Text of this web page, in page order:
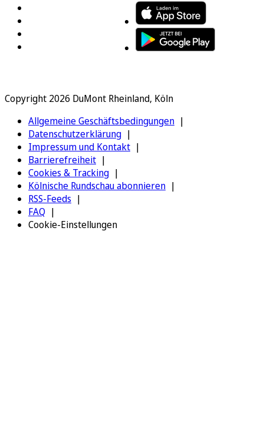
Copyright 2026 DuMont Rheinland, Köln
Allgemeine Geschäftsbedingungen
Datenschutzerklärung
Impressum und Kontakt
Barrierefreiheit
Cookies & Tracking
Kölnische Rundschau abonnieren
RSS-Feeds
FAQ
Cookie-Einstellungen